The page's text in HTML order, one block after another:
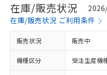
在庫/販売状況
在庫/販売状況 ご利用条件
販売状況 販売中
機種区分 受注生産機